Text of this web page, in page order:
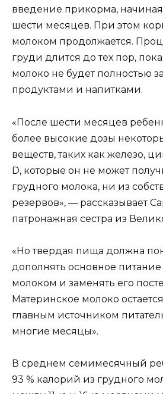
введение прикорма,
шести месяцев. При этом
молоком продолжается.
груди длится до тех пор,
молоко не будет полностью
продуктами и напитками.
«После шести месяцев
более высокие дозы
веществ, таких как железо,
D, которые он не может
грудного молока, ни из
резервов», — рассказывает
патронажная сестра из
«Но твердая пища должна
дополнять основное
молоком и заменять его
Материнское молоко
главным источником
многие месяцы».
В среднем семимесячный
93 % калорий из грудного